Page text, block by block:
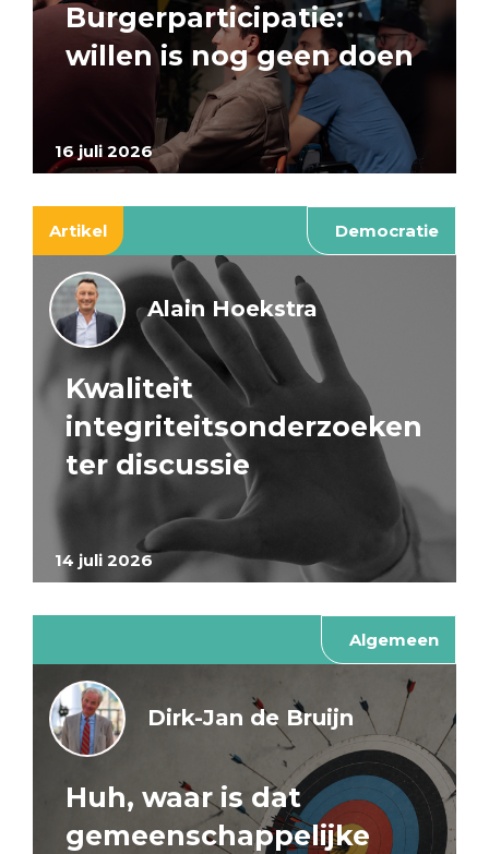
16 juli 2026
Burgerparticipatie:
willen is nog geen doen
Artikel Democratie
14 juli 2026
Alain Hoekstra
Kwaliteit
integriteitsonderzoeken
ter discussie
Algemeen
Dirk-Jan de Bruijn
Huh, waar is dat
gemeenschappelijke